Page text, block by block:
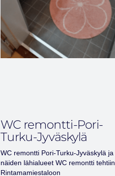
WC remontti-Pori-
Turku-Jyväskylä
WC remontti Pori-Turku-Jyväskylä ja
näiden lähialueet WC remontti tehtiin
Rintamamiestaloon